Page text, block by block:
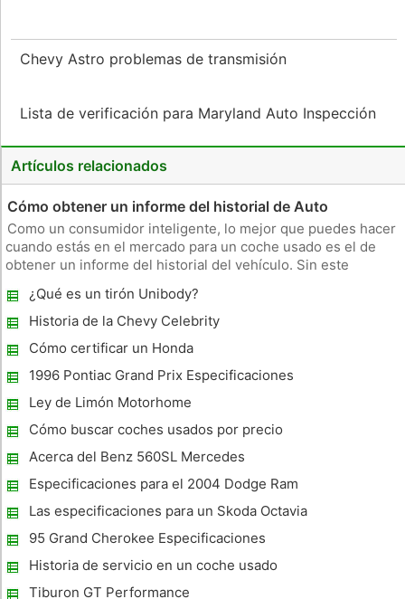
Chevy Astro problemas de transmisión
Lista de verificación para Maryland Auto Inspección
Artículos relacionados
Cómo obtener un informe del historial de Auto
Como un consumidor inteligente, lo mejor que puedes hacer
cuando estás en el mercado para un coche usado es el de
obtener un informe del historial del vehículo. Sin este
posibles problemas mecánicos y accidentes previos con el
coche. Historia de
¿Qué es un tirón Unibody?
Historia de la Chevy Celebrity
Cómo certificar un Honda
1996 Pontiac Grand Prix Especificaciones
Ley de Limón Motorhome
Cómo buscar coches usados ​​por precio
Acerca del Benz 560SL Mercedes
Especificaciones para el 2004 Dodge Ram
Hemi
Las especificaciones para un Skoda Octavia
SDI
95 Grand Cherokee Especificaciones
Historia de servicio en un coche usado
Tiburon GT Performance